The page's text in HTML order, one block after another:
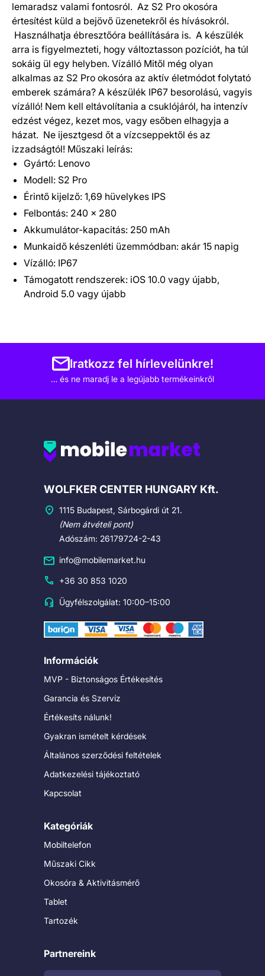
lemaradsz valami fontosról. Az S2 Pro okosóra
értesítést küld a bejövő üzenetekről és hívásokról.
Használhatja ébresztőóra beállítására is. A készülék
arra is figyelmezteti, hogy változtasson pozíciót, ha túl
sokáig ül egy helyben. Vízálló Mitől még olyan
alkalmas az S2 Pro okosóra az aktív életmódot folytató
emberek számára? A készülék IP67 besorolású, vagyis
vízálló! Nem kell eltávolítania a csuklójáról, ha intenzív
edzést végez, kezet mos, vagy esőben elhagyja a
házat. Ne ijesztgesd őt a vízcseppektől és az
izzadságtól! Műszaki leírás:
Gyártó: Lenovo
Modell: S2 Pro
Érintő kijelző: 1,69 hüvelykes IPS
Felbontás: 240 x 280
Akkumulátor-kapacitás: 250 mAh
Munkaidő készenléti üzemmódban: akár 15 napig
Vízálló: IP67
Támogatott rendszerek: iOS 10.0 vagy újabb,
Android 5.0 vagy újabb
Iratkozz fel hírlevelünkre!
… és ne maradj le a legújabb termékeinkről
Cégadatok
WOLFKER CENTER HUNGARY Kft.
1115 Budapest, Sárbogárdi út 21.
(Nem átvételi pont)
Adószám: 26179724-2-43
info@mobilemarket.hu
+36 30 853 1020
Ügyfélszolgálat: 10:00–15:00
Információk
MVP - Biztonságos Értékesítés
Garancia és Szervíz
Értékesíts nálunk!
Gyakran ismételt kérdések
Általános szerződési feltételek
Adatkezelési tájékoztató
Kapcsolat
Kategóriák
Mobiltelefon
Műszaki Cikk
Okosóra & Aktivitásmérő
Tablet
Tartozék
Partnereink